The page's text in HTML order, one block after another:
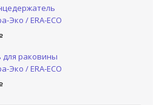
Эко / ERA-ECO
для раковины
Эко / ERA-ECO